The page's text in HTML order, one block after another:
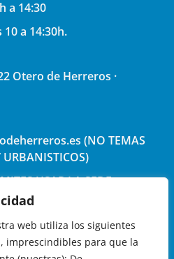
web utiliza los siguientes
imprescindibles para que la
a 14:30
a 14:30h.
Otero de Herreros ·
(NO TEMAS
URBANISTICOS)
USAR LA SEDE
aquí)